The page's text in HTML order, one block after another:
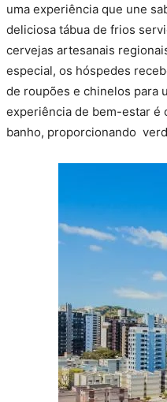
uma experiência que une
deliciosa tábua de frios
cervejas artesanais
especial, os hóspedes
de roupões e chinelos para
experiência de bem-estar é
banho, proporcionando